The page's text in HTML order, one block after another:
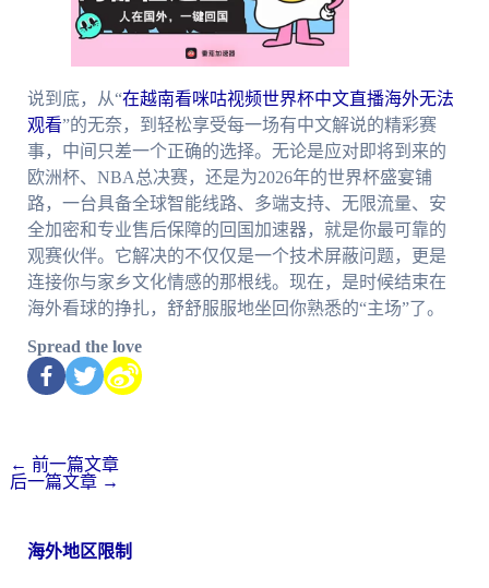
说到底，从“在越南看咪咕视频世界杯中文直播海外无法
观看”的无奈，到轻松享受每一场有中文解说的精彩赛
事，中间只差一个正确的选择。无论是应对即将到来的
欧洲杯、NBA总决赛，还是为2026年的世界杯盛宴铺
路，一台具备全球智能线路、多端支持、无限流量、安
全加密和专业售后保障的回国加速器，就是你最可靠的
观赛伙伴。它解决的不仅仅是一个技术屏蔽问题，更是
连接你与家乡文化情感的那根线。现在，是时候结束在
海外看球的挣扎，舒舒服服地坐回你熟悉的“主场”了。
Spread the love
← 前一篇文章
后一篇文章 →
海外地区限制